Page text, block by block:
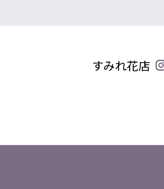
すみれ花店